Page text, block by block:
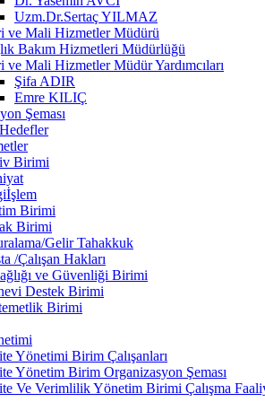
Uzm.Dr.Sertaç YILMAZ
ve Mali Hizmetler Müdürü
Bakım Hizmetleri Müdürlüğü
ve Mali Hizmetler Müdür Yardımcıları
Şifa ADIR
Emre KILIÇ
Şeması
Birimi
Birimi
Birimi
Gelir Tahakkuk
/Çalışan Hakları
ve Güvenliği Birimi
Destek Birimi
Birimi
Yönetimi Birim Çalışanları
Yönetim Birim Organizasyon Şeması
Ve Verimlilik Yönetim Birimi Çalışma